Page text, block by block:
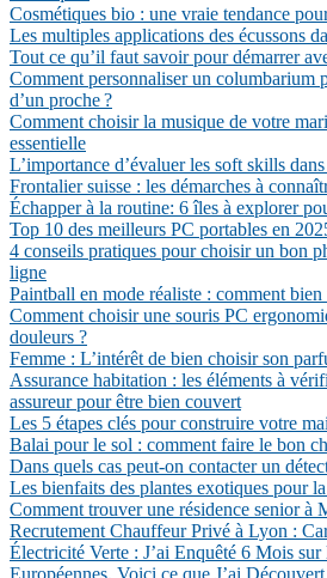
Cosmétiques bio : une vraie tendance
Les multiples applications des écussons
Tout ce qu’il faut savoir pour démarrer
Comment personnaliser un columbarium
d’un proche ?
Comment choisir la musique de votre
essentielle
L’importance d’évaluer les soft skills
Frontalier suisse : les démarches à
Échapper à la routine: 6 îles à explorer
Top 10 des meilleurs PC portables en
4 conseils pratiques pour choisir un bon
ligne
Paintball en mode réaliste : comment
Comment choisir une souris PC
douleurs ?
Femme : L’intérêt de bien choisir son
Assurance habitation : les éléments à
assureur pour être bien couvert
Les 5 étapes clés pour construire votre
Balai pour le sol : comment faire le bon
Dans quels cas peut-on contacter un
Les bienfaits des plantes exotiques pour
Comment trouver une résidence senior à
Recrutement Chauffeur Privé à Lyon :
Électricité Verte : J’ai Enquêté 6 Mois
Européennes, Voici ce que J’ai Découvert